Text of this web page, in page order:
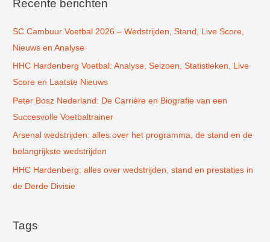
a
a
r
:
Recente berichten
SC Cambuur Voetbal 2026 – Wedstrijden, Stand, Live Score,
Nieuws en Analyse
HHC Hardenberg Voetbal: Analyse, Seizoen, Statistieken, Live
Score en Laatste Nieuws
Peter Bosz Nederland: De Carrière en Biografie van een
Succesvolle Voetbaltrainer
Arsenal wedstrijden: alles over het programma, de stand en de
belangrijkste wedstrijden
HHC Hardenberg: alles over wedstrijden, stand en prestaties in
de Derde Divisie
Tags